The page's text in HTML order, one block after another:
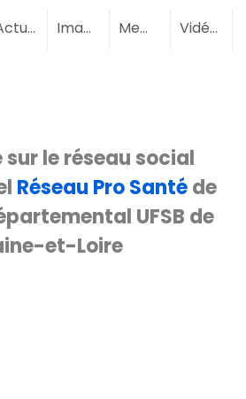
Actualités Images Membres (2)Vidéos
sur le réseau social
Réseau Pro Santéde
UFSB de
et-Loire